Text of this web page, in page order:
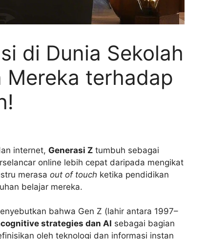
di Dunia Sekolah
Mereka terhadap
internet, Generasi Z tumbuh sebagai
online lebih cepat daripada mengikat
merasa out of touch ketika pendidikan
belajar mereka.
bahwa Gen Z (lahir antara 1997–
strategies dan AI sebagai bagian
oleh teknologi dan informasi instan